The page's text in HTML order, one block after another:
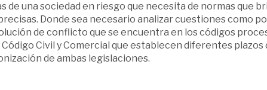
de una sociedad en riesgo que necesita de normas que
Donde sea necesario analizar cuestiones como
de conflicto que se encuentra en los códigos
Civil y Comercial que establecen diferentes
de ambas legislaciones.